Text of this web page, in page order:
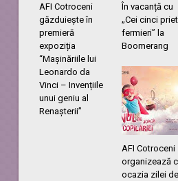
AFI Cotroceni
găzduiește în
premieră
expoziția
“Mașinăriile lui
Leonardo da
Vinci – Invențiile
unui geniu al
Renașterii”
În vacanță cu
„Cei cinci
fermieri” la
Boomerang
AFI Cotroceni
organizează
ocazia zilei